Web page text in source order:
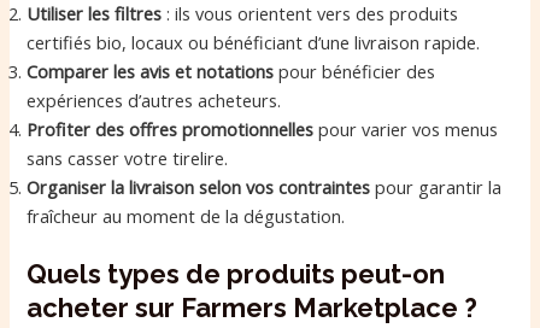
Utiliser les filtres : ils vous orientent vers des produits
certifiés bio, locaux ou bénéficiant d’une livraison rapide.
Comparer les avis et notations pour bénéficier des
expériences d’autres acheteurs.
Profiter des offres promotionnelles pour varier vos menus
sans casser votre tirelire.
Organiser la livraison selon vos contraintes pour garantir la
fraîcheur au moment de la dégustation.
Quels types de produits peut-on
acheter sur Farmers Marketplace ?